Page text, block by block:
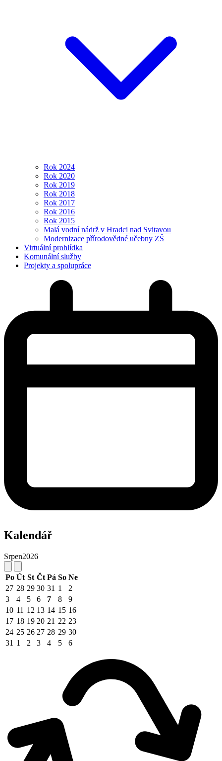
Rok 2024
Rok 2020
Rok 2019
Rok 2018
Rok 2017
Rok 2016
Rok 2015
Malá vodní nádrž v Hradci nad Svitavou
Modernizace přírodovědné učebny ZŠ
Virtuální prohlídka
Komunální služby
Projekty a spolupráce
Kalendář
Srpen2026
Po Út St Čt Pá So Ne
27 28 29 30 31 1
2
3
4 5 6 7 8
9
10 11 12 13 14 15 16
17 18 19 20 21 22 23
24 25 26 27 28 29 30
31 1 2 3 4 5 6